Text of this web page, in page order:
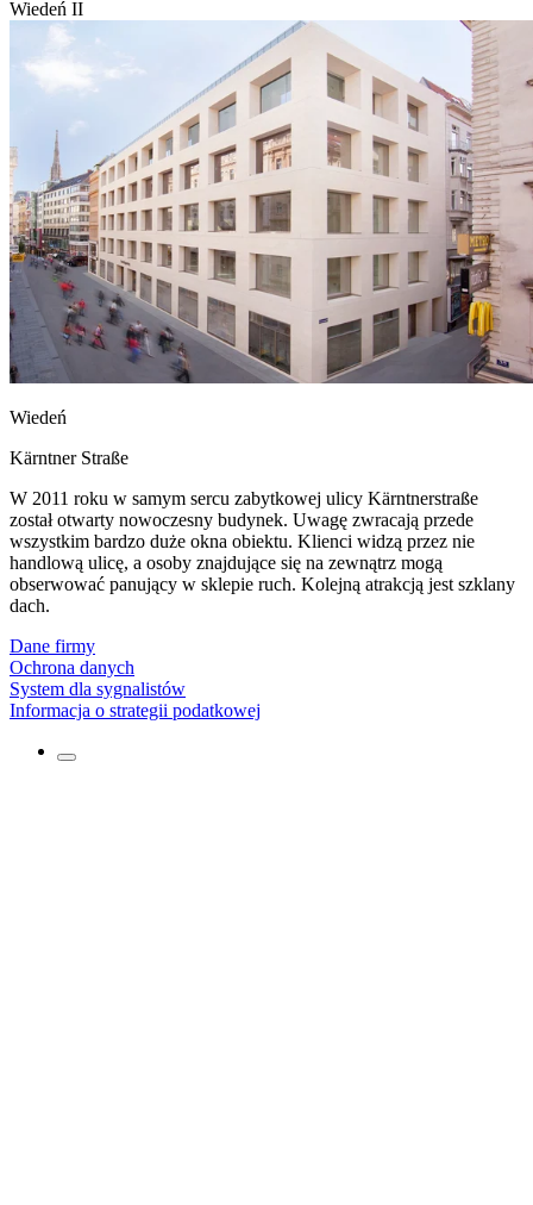
Wiedeń II
Wiedeń
Kärntner Straße
W 2011 roku w samym sercu zabytkowej ulicy Kärntnerstraße
został otwarty nowoczesny budynek. Uwagę zwracają przede
wszystkim bardzo duże okna obiektu. Klienci widzą przez nie
handlową ulicę, a osoby znajdujące się na zewnątrz mogą
obserwować panujący w sklepie ruch. Kolejną atrakcją jest szklany
dach.
Dane firmy
Ochrona danych
System dla sygnalistów
Informacja o strategii podatkowej